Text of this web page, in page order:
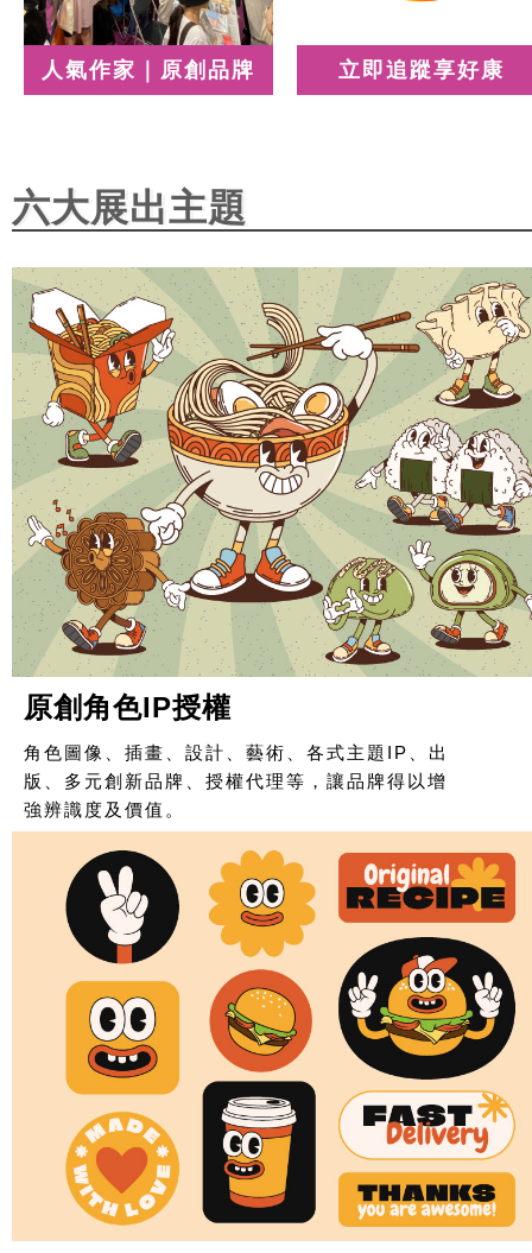
人氣作家｜原創品牌 立即追蹤享好康
六大展出主題
原創角色IP授權
角色圖像、插畫、設計、藝術、各式主題IP、出
版、多元創新品牌、授權代理等，讓品牌得以增
強辨識度及價值。